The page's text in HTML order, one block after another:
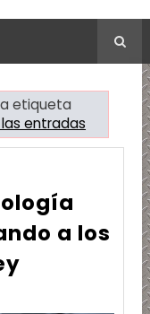
etiqueta
entradas
a los